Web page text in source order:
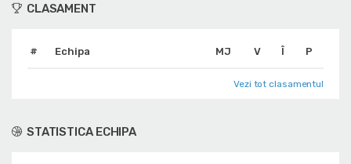
CLASAMENT
# Echipa MJ V Î P
Vezi tot clasamentul
STATISTICA ECHIPA